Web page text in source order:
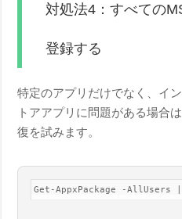
対処法4：すべての
登録する
特定のアプリだけでなく、イ
トアアプリに問題がある場合
復を試みます。
Get-AppxPackage -